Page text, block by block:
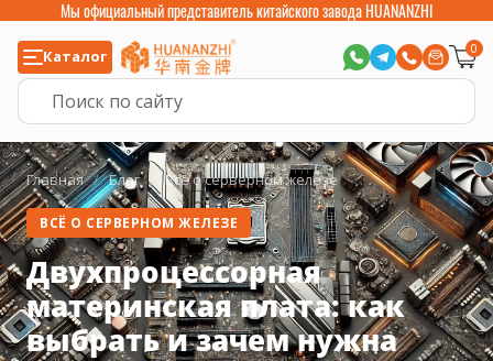
Мы официальный представитель китайского завода HUANANZHI
Каталог 0
Главная / Блог / Всё о серверном железе
ВСЁ О СЕРВЕРНОМ ЖЕЛЕЗЕ
Двухпроцессорная
материнская плата: как
выбрать и зачем нужна